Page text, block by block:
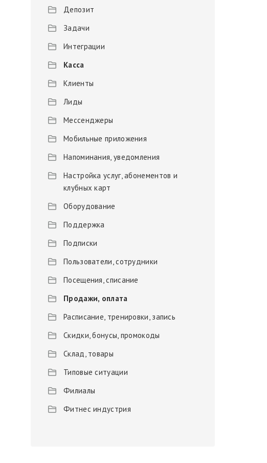
Депозит
Задачи
Интеграции
Касса
Клиенты
Лиды
Мессенджеры
Мобильные приложения
Напоминания, уведомления
Настройка услуг, абонементов и
клубных карт
Оборудование
Поддержка
Подписки
Пользователи, сотрудники
Посещения, списание
Продажи, оплата
Расписание, тренировки, запись
Скидки, бонусы, промокоды
Склад, товары
Типовые ситуации
Филиалы
Фитнес индустрия